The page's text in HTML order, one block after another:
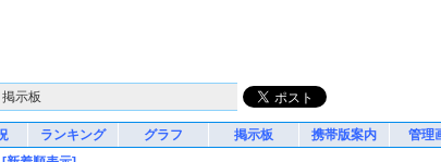
掲示板
ランキング グラフ 掲示板 携帯版案内
管理